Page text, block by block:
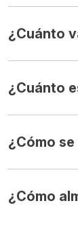
¿Cuánto
¿Cuánto
¿Cómo
¿Cómo